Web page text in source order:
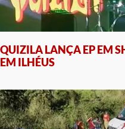
QUIZILA LANÇA EP EM
EM ILHÉUS